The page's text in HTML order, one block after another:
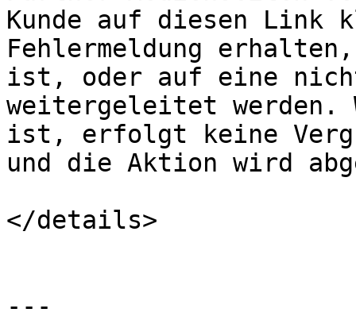
Kunde auf diesen
Fehlermeldung
ist, oder auf eine
weitergeleitet werden.
ist, erfolgt keine
und die Aktion wird
</details>
---